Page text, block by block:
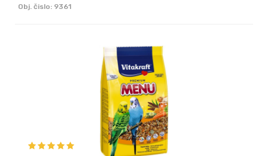
Obj. čislo: 9361